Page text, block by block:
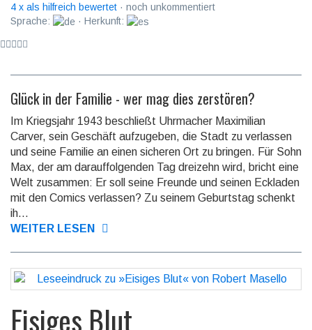
4 x als hilfreich bewertet · noch unkommentiert
Sprache:
· Herkunft:
Glück in der Familie - wer mag dies zerstören?
Im Kriegsjahr 1943 beschließt Uhrmacher Maximilian
Carver, sein Geschäft aufzugeben, die Stadt zu verlassen
und seine Familie an einen sicheren Ort zu bringen. Für Sohn
Max, der am darauffolgenden Tag dreizehn wird, bricht eine
Welt zusammen: Er soll seine Freunde und seinen Eckladen
mit den Comics verlassen? Zu seinem Geburtstag schenkt
ih...
WEITER LESEN
Eisiges Blut